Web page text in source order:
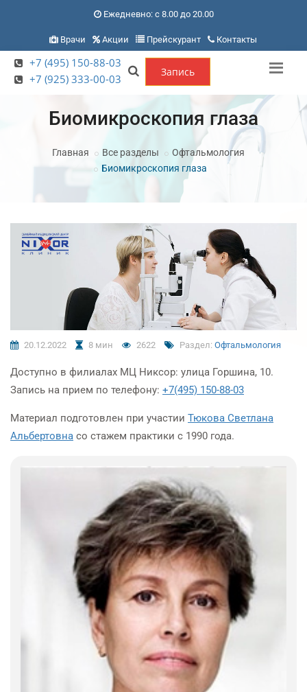
Ежедневно: с 8.00 до 20.00
Врачи Акции Прейскурант Контакты
+7 (495) 150-88-03
+7 (925) 333-00-03
Запись
Биомикроскопия глаза
Главная Все разделы
Офтальмология
Биомикроскопия глаза
20.12.2022 8 мин 2622 Раздел: Офтальмология
Доступно в филиалах МЦ Никсор: улица Горшина, 10.
Запись на прием по телефону: +7(495) 150-88-03
Материал подготовлен при участии Тюкова Светлана
Альбертовна со стажем практики с 1990 года.